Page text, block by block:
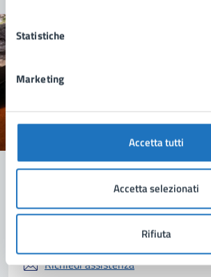
Statistiche
Marketing
Accetta tutti
Accetta selezionati
Rifiuta
Quanto sono chiare le
Contatta il comune
Leggi le domande frequenti
Richiedi assistenza